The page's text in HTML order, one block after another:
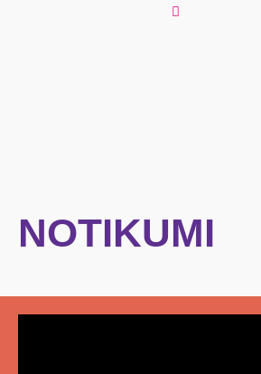
NOTIKUMI